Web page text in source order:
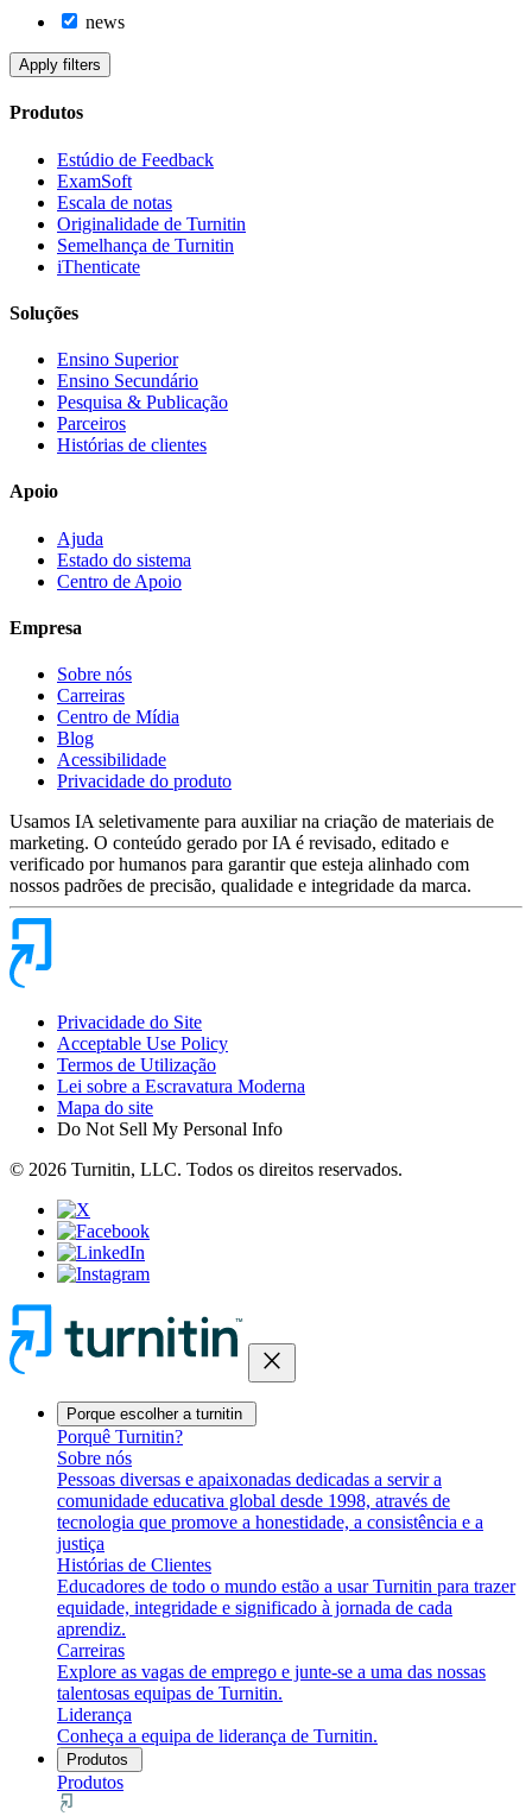
news
Apply filters
Produtos
Estúdio de Feedback
ExamSoft
Escala de notas
Originalidade de Turnitin
Semelhança de Turnitin
iThenticate
Soluções
Ensino Superior
Ensino Secundário
Pesquisa & Publicação
Parceiros
Histórias de clientes
Apoio
Ajuda
Estado do sistema
Centro de Apoio
Empresa
Sobre nós
Carreiras
Centro de Mídia
Blog
Acessibilidade
Privacidade do produto
Usamos IA seletivamente para auxiliar na criação de materiais de
marketing. O conteúdo gerado por IA é revisado, editado e
verificado por humanos para garantir que esteja alinhado com
nossos padrões de precisão, qualidade e integridade da marca.
Privacidade do Site
Acceptable Use Policy
Termos de Utilização
Lei sobre a Escravatura Moderna
Mapa do site
Do Not Sell My Personal Info
© 2026 Turnitin, LLC. Todos os direitos reservados.
close
Porque escolher a turnitin
Porquê Turnitin?
Sobre nós
Pessoas diversas e apaixonadas dedicadas a servir a
comunidade educativa global desde 1998, através de
tecnologia que promove a honestidade, a consistência e a
justiça
Histórias de Clientes
Educadores de todo o mundo estão a usar Turnitin para trazer
equidade, integridade e significado à jornada de cada
aprendiz.
Carreiras
Explore as vagas de emprego e junte-se a uma das nossas
talentosas equipas de Turnitin.
Liderança
Conheça a equipa de liderança de Turnitin.
Produtos
Produtos